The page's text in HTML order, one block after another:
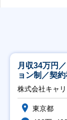
月収34万円
ョン制／契
株式会社キャ
東京都